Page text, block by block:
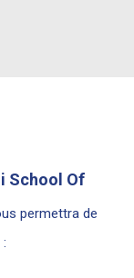
School Of
permettra de